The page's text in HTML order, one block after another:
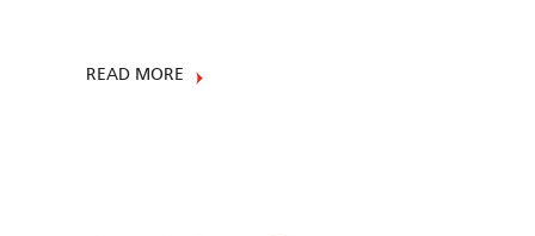
READ MORE